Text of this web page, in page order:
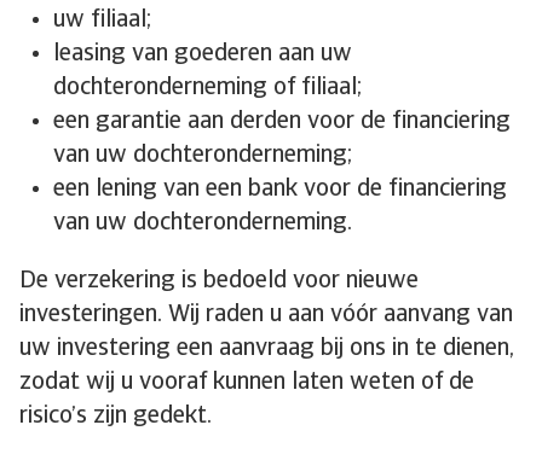
uw filiaal;
leasing van goederen aan uw
dochteronderneming of filiaal;
een garantie aan derden voor de financiering
van uw dochteronderneming;
een lening van een bank voor de financiering
van uw dochteronderneming.
De verzekering is bedoeld voor nieuwe
investeringen. Wij raden u aan vóór aanvang van
uw investering een aanvraag bij ons in te dienen,
zodat wij u vooraf kunnen laten weten of de
risico’s zijn gedekt.